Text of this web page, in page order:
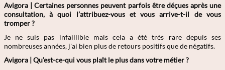
Avigora |Certaines personnes peuvent parfois être déçues après une
consultation, à quoi l’attribuez-vous et vous arrive-t-il de vous
tromper ?
Je ne suis pas infaillible mais cela a été très rare depuis ses
nombreuses années, j'ai bien plus de retours positifs que de négatifs.
Avigora | Qu’est-ce-qui vous plaît le plus dans votre métier ?